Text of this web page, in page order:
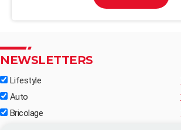
NEWSLETTERS
Lifestyle
Auto
Bricolage